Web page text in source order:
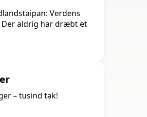
Verdens
Der aldrig har dræbt et
– tusind tak!